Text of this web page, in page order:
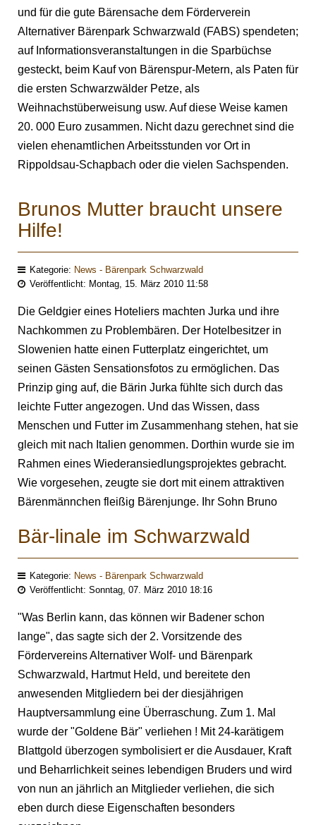
und für die gute Bärensache dem Förderverein
Alternativer Bärenpark Schwarzwald (FABS) spendeten;
auf Informationsveranstaltungen in die Sparbüchse
gesteckt, beim Kauf von Bärenspur-Metern, als Paten für
die ersten Schwarzwälder Petze, als
Weihnachstüberweisung usw. Auf diese Weise kamen
20. 000 Euro zusammen. Nicht dazu gerechnet sind die
vielen ehenamtlichen Arbeitsstunden vor Ort in
Rippoldsau-Schapbach oder die vielen Sachspenden.
Brunos Mutter braucht unsere
Hilfe!
Kategorie: News - Bärenpark Schwarzwald
Veröffentlicht: Montag, 15. März 2010 11:58
Die Geldgier eines Hoteliers machten Jurka und ihre
Nachkommen zu Problembären. Der Hotelbesitzer in
Slowenien hatte einen Futterplatz eingerichtet, um
seinen Gästen Sensationsfotos zu ermöglichen. Das
Prinzip ging auf, die Bärin Jurka fühlte sich durch das
leichte Futter angezogen. Und das Wissen, dass
Menschen und Futter im Zusammenhang stehen, hat sie
gleich mit nach Italien genommen. Dorthin wurde sie im
Rahmen eines Wiederansiedlungsprojektes gebracht.
Wie vorgesehen, zeugte sie dort mit einem attraktiven
Bärenmännchen fleißig Bärenjunge. Ihr Sohn Bruno
Bär-linale im Schwarzwald
Kategorie: News - Bärenpark Schwarzwald
Veröffentlicht: Sonntag, 07. März 2010 18:16
"Was Berlin kann, das können wir Badener schon
lange", das sagte sich der 2. Vorsitzende des
Fördervereins Alternativer Wolf- und Bärenpark
Schwarzwald, Hartmut Held, und bereitete den
anwesenden Mitgliedern bei der diesjährigen
Hauptversammlung eine Überraschung. Zum 1. Mal
wurde der "Goldene Bär" verliehen ! Mit 24-karätigem
Blattgold überzogen symbolisiert er die Ausdauer, Kraft
und Beharrlichkeit seines lebendigen Bruders und wird
von nun an jährlich an Mitglieder verliehen, die sich
eben durch diese Eigenschaften besonders